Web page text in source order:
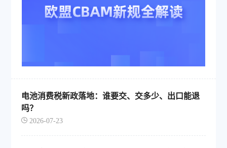
电池消费税新政落地：谁要交、交多少、出口能退
吗？
2026-07-23